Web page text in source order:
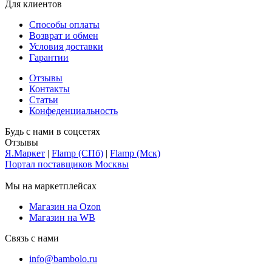
Для клиентов
Способы оплаты
Возврат и обмен
Условия доставки
Гарантии
Отзывы
Контакты
Статьи
Конфеденциальность
Будь с нами в соцсетях
Отзывы
Я.Маркет | Flamp (СПб) | Flamp (Мск)
Портал поставщиков Москвы
Мы на маркетплейсах
Магазин на Ozon
Магазин на WB
Связь с нами
info@bambolo.ru